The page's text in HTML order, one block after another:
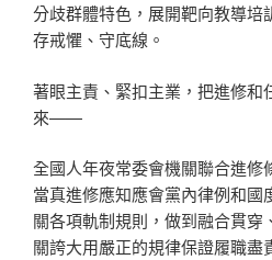
分歧群體特色，展開靶向教導培
存戒懼、守底線。
著眼主責、緊扣主業，把進修和
來——
全國人年夜常委會機關聯合進修
當真進修應知應會黨內律例和國
關各項軌制規則，做到融合貫穿
關誇大用嚴正的規律保證履職盡